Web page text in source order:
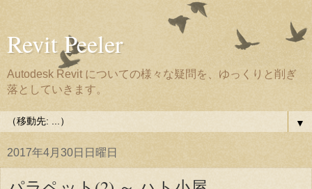
Revit Peeler
Autodesk Revit についての様々な疑問を、ゆっくりと削ぎ
落としていきます。
▼
2017年4月30日日曜日